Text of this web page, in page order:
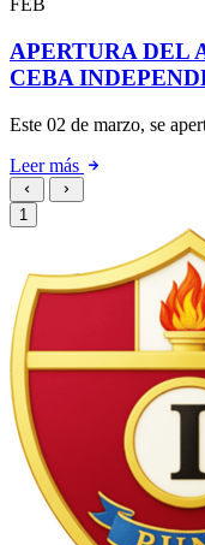
FEB
APERTURA DEL
CEBA
Este 02 de marzo, se
Leer más
1